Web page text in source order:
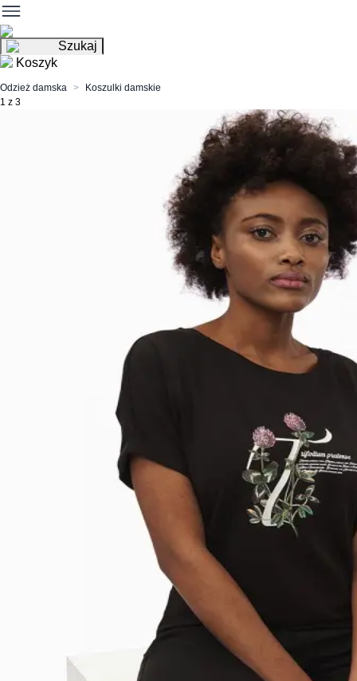
Szukaj
Koszyk
Odzież damska
Koszulki damskie
1 z 3